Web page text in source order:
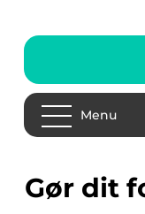
Menu
Gør dit for ikke at ryge til